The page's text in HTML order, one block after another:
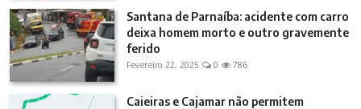
Santana de Parnaíba: acidente com carro
deixa homem morto e outro gravemente
ferido
Fevereiro 22, 2025 0 786
Caieiras e Cajamar não permitem